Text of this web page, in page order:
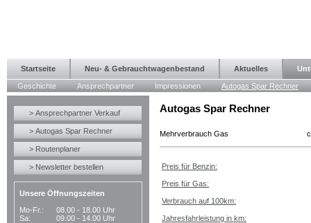
Startseite Neu- & Gebrauchtwagenbestand Aktuelles
Geschichte Ansprechpartner Impressionen Autogas Spar Rechner
> Ansprechpartner Verkauf
> Autogas Spar Rechner
> Routenplaner
> Newsletter bestellen
Unsere Öffnungszeiten
Mo-Fr.:
08.00 - 18.00 Uhr
Sa:
09.00 - 14.00 Uhr
Autogas Spar Rechner
Mehrverbrauch Gas
Preis für Benzin:
Preis für Gas:
Verbrauch auf 100km:
Jahresfahrleistung in km: